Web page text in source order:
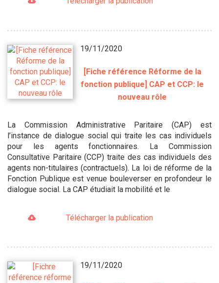
19/11/2020
[Fiche référence Réforme de la
fonction publique] CAP et CCP: le
nouveau rôle
La Commission Administrative Paritaire (CAP) est
l’instance de dialogue social qui traite les cas individuels
pour les agents fonctionnaires. La Commission
Consultative Paritaire (CCP) traite des cas individuels des
agents non-titulaires (contractuels). La loi de réforme de la
Fonction Publique est venue bouleverser en profondeur le
dialogue social. La CAP étudiait la mobilité et le
Télécharger la publication
19/11/2020